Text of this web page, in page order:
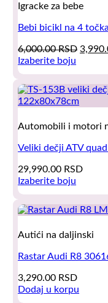
options
be
on
the
product
page
Igracke za bebe
Bebi bicikl na 4
6,000.00RSD
Izaberite boju
This
product
has
multiple
The
may
be
chosen
on
product
Automobili i motori
Veliki dečji ATV
29,990.00 RSD
Izaberite boju
This
product
has
variants.
options
may
be
chosen
Autići na daljinski
Rastar Audi R8
3,290.00 RSD
Dodaj u korpu